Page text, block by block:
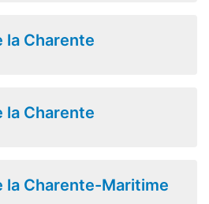
la Charente
la Charente
la Charente-Maritime